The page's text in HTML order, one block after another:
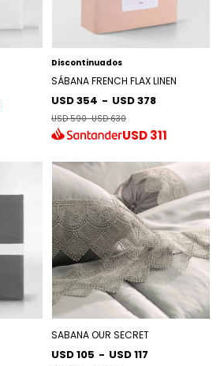
Discontinuados
SÁBANA FRENCH FLAX LINEN
USD 354 - USD 378
USD 590-USD 630
USD311
SABANA OUR SECRET
USD 105 - USD 117